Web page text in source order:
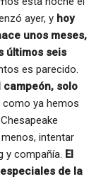
ayer, y hoy
unos meses,
últimos seis
es parecido.
campeón, solo
como ya hemos
intentar
y compañía. El
de la